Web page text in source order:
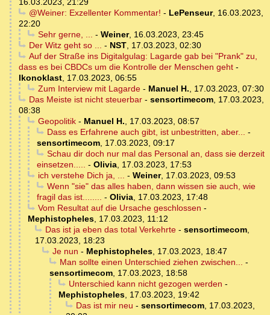
@Weiner: Exzellenter Kommentar! - LePenseur, 16.03.2023,
22:20
Sehr gerne, ...
- Weiner, 16.03.2023, 23:45
Der Witz geht so ...
- NST, 17.03.2023, 02:30
Auf der Straße ins Digitalgulag: Lagarde gab bei "Prank" zu,
dass es bei CBDCs um die Kontrolle der Menschen geht -
Ikonoklast 17.03.2023, 06:55
Zum Interview mit Lagarde- Manuel H.
17.03.2023, 07:30
Das Meiste ist nicht steuerbar- sensortimecom, 17.03.2023,
08:38
Geopolitik- Manuel H.
17.03.2023, 08:57
Dass es Erfahrene auch gibt, ist unbestritten, aber...
-
sensortimecom 17.03.2023, 09:17
Schau dir doch nur mal das Personal an, dass sie derzeit
einsetzen.....
- Olivia 17.03.2023, 17:53
ich verstehe Dich ja, ...
- Weiner, 17.03.2023, 09:53
Wenn "sie" das alles haben, dann wissen sie auch, wie
fragil das ist........
- Olivia 17.03.2023, 17:48
Vom Resultat auf die Ursache geschlossen -
Mephistopheles 17.03.2023, 11:12
Das ist ja eben das total Verkehrte- sensortimecom,
17.03.2023, 18:23
Je nun - Mephistopheles, 17.03.2023, 18:47
Man sollte einen Unterschied ziehen zwischen...
-
sensortimecom 17.03.2023, 18:58
Unterschied kann nicht gezogen werden -
Mephistopheles 17.03.2023, 19:42
Das ist mir neu - sensortimecom, 17.03.2023,